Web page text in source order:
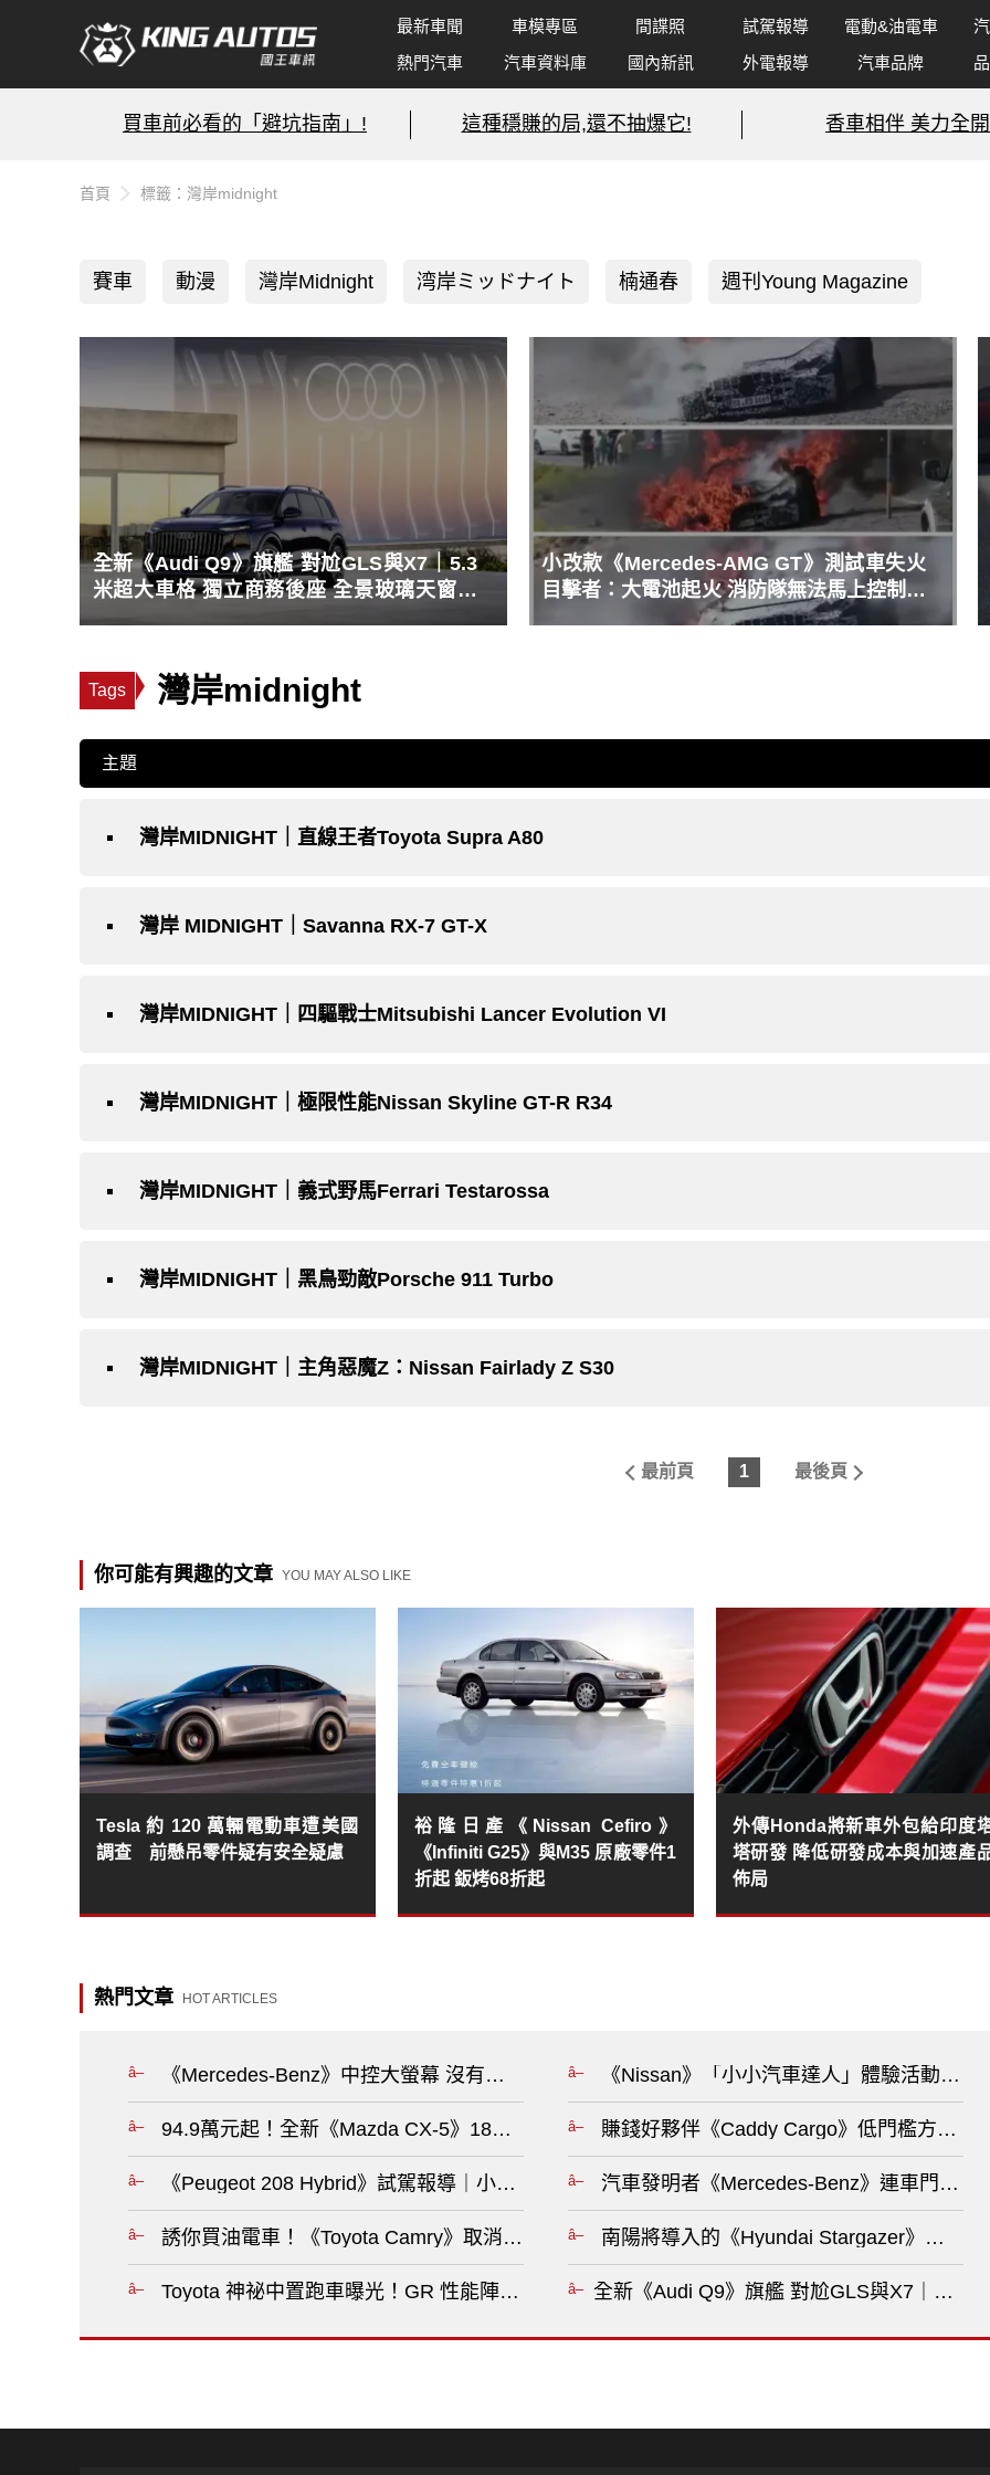
最新車聞 車模專區 間諜照 試駕報導 電動&油電車
熱門汽車
汽車資料庫 國內新訊 外電報導 汽車品牌
買車前必看的「避坑指南」! 這種穩賺的局,還不抽爆它! 香車相伴 美力全開
首頁 標籤：灣岸midnight
賽車 動漫 灣岸Midnight 湾岸ミッドナイト 楠通春 週刊Young Magazine
全新《Audi Q9》旗艦 對尬GLS與X7｜5.3
米超大車格 獨立商務後座 全景玻璃天窗破
紀錄
小改款《Mercedes-AMG GT》測試車失火
目擊者：大電池起火 消防隊無法馬上控制火
Tags 灣岸midnight
主題
灣岸MIDNIGHT｜直線王者Toyota Supra A80
灣岸 MIDNIGHT｜Savanna RX-7 GT-X
灣岸MIDNIGHT｜四驅戰士Mitsubishi Lancer Evolution VI
灣岸MIDNIGHT｜極限性能Nissan Skyline GT-R R34
灣岸MIDNIGHT｜義式野馬Ferrari Testarossa
灣岸MIDNIGHT｜黑鳥勁敵Porsche 911 Turbo
灣岸MIDNIGHT｜主角惡魔Z：Nissan Fairlady Z S30
最前頁 1 最後頁
你可能有興趣的文章 YOU MAY ALSO LIKE
Tesla 約 120 萬輛電動車遭美國
調查 前懸吊零件疑有安全疑慮
裕隆日產《Nissan Cefiro》
《Infiniti G25》與M35 原廠零件1
折起 鈑烤68折起
外傳Honda將新車外包給印度
塔研發 降低研發成本與加速產
佈局
熱門文章 HOT ARTICLES
《Mercedes-Benz》中控大螢幕 沒有回頭路！哪怕美國曾召回逾14萬輛儀表黑畫面?
94.9萬元起！全新《Mazda CX-5》18日發表 限時優惠價升級5年原廠保固?
《Peugeot 208 Hybrid》試駕報導｜小車大馬力 科技配備滿點?
誘你買油電車！《Toyota Camry》取消入門油車 與油電車價差僅2萬 RAV4油電更划算？！?
Toyota 神祕中置跑車曝光！GR 性能陣容再添猛將 期待重點公開?
《Nissan》「小小汽車達人」體驗活動圓
賺錢好夥伴《Caddy Cargo》低門檻方案
汽車發明者《Mercedes-Benz》連車門都搞
南陽將導入的《Hyundai Stargazer》在印
全新《Audi Q9》旗艦 對尬GLS與X7｜5.3